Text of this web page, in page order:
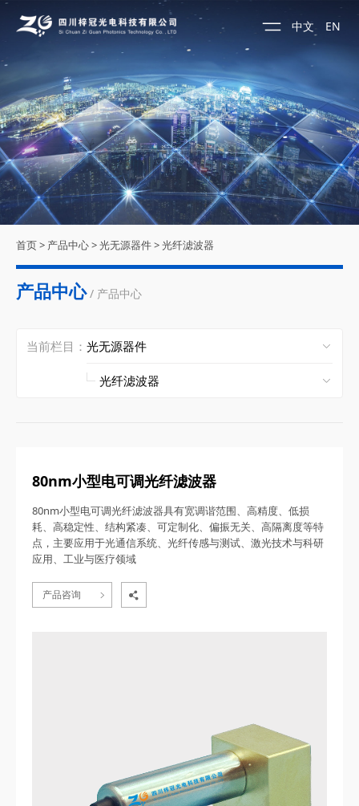
中文 EN
首页> 产品中心>光无源器件>光纤滤波器
产品中心 / 产品中心
当前栏目：
80nm小型电可调光纤滤波器
80nm小型电可调光纤滤波器具有宽调谐范围、高精度、低损
耗、高稳定性、结构紧凑、可定制化、偏振无关、高隔离度等特
点，主要应用于光通信系统、光纤传感与测试、激光技术与科研
应用、工业与医疗领域
产品咨询